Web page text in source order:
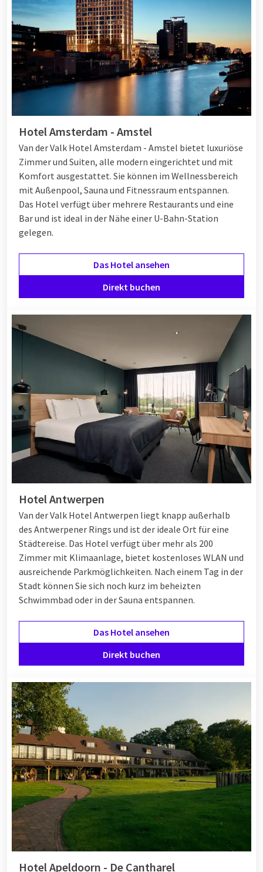
Hotel Amsterdam - Amstel
Van der Valk Hotel Amsterdam - Amstel bietet luxuriöse
Zimmer und Suiten, alle modern eingerichtet und mit
Komfort ausgestattet. Sie können im Wellnessbereich
mit Außenpool, Sauna und Fitnessraum entspannen.
Das Hotel verfügt über mehrere Restaurants und eine
Bar und ist ideal in der Nähe einer U-Bahn-Station
gelegen.
Das Hotel ansehen
Direkt buchen
Hotel Antwerpen
Van der Valk Hotel Antwerpen liegt knapp außerhalb
des Antwerpener Rings und ist der ideale Ort für eine
Städtereise. Das Hotel verfügt über mehr als 200
Zimmer mit Klimaanlage, bietet kostenloses WLAN und
ausreichende Parkmöglichkeiten. Nach einem Tag in der
Stadt können Sie sich noch kurz im beheizten
Schwimmbad oder in der Sauna entspannen.
Das Hotel ansehen
Direkt buchen
Hotel Apeldoorn - De Cantharel